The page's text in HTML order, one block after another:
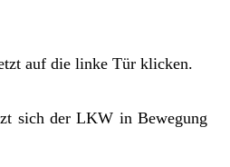
auf die linke Tür klicken.
sich der LKW in Bewegung